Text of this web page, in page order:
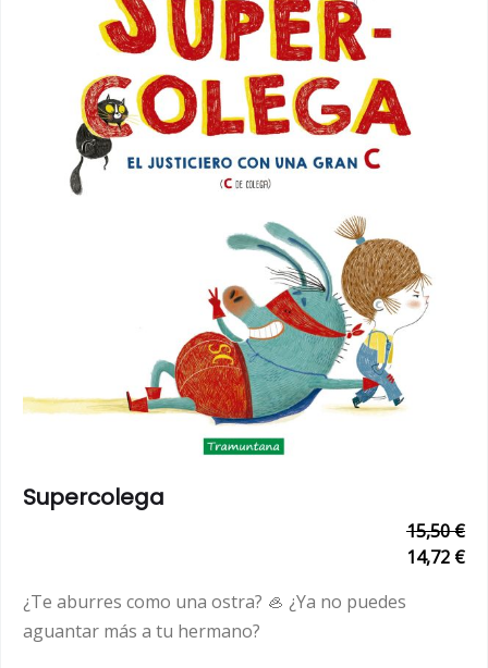
Supercolega
15,50 €
14,72 €
¿Te aburres como una ostra? 🦪 ¿Ya no puedes
aguantar más a tu hermano?